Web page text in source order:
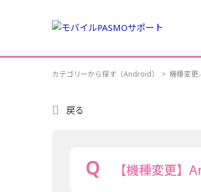
カテゴリーから探す（Android） > 機種変更
戻る
【機種変更